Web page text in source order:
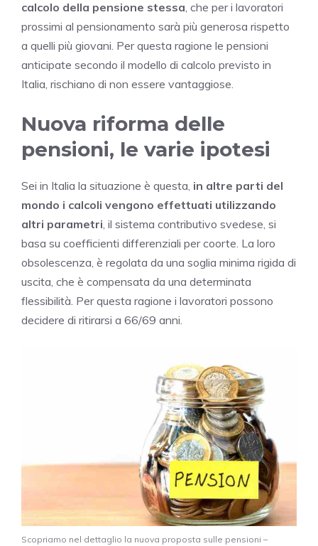
calcolo della pensione stessa, che per i lavoratori
prossimi al pensionamento sarà più generosa rispetto
a quelli più giovani. Per questa ragione le pensioni
anticipate secondo il modello di calcolo previsto in
Italia, rischiano di non essere vantaggiose.
Nuova riforma delle
pensioni, le varie ipotesi
Sei in Italia la situazione è questa, in altre parti del
mondo i calcoli vengono effettuati utilizzando
altri parametri, il sistema contributivo svedese, si
basa su coefficienti differenziali per coorte. La loro
obsolescenza, è regolata da una soglia minima rigida di
uscita, che è compensata da una determinata
flessibilità. Per questa ragione i lavoratori possono
decidere di ritirarsi a 66/69 anni.
Scopriamo nel dettaglio la nuova proposta sulle pensioni –